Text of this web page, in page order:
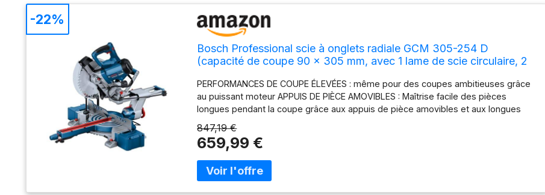
Bosch Professional scie à onglets radiale GCM 305-254 D
(capacité de coupe 90 x 305 mm, avec 1 lame de scie circulaire, 2
PERFORMANCES DE COUPE ÉLEVÉES : même pour des coupes ambitieuses grâce
au puissant moteur APPUIS DE PIÈCE AMOVIBLES : Maîtrise facile des pièces
longues pendant la coupe grâce aux appuis de pièce amovibles et aux longues
volant de blocage d’inclinaison ergonomique améliore le confort et la souplesse
d’utilisation lors de coupes exigeantes. SCIE LÉGÈRE ET COMPACTE : Avec
différentes possibilités pour un transport d’une seule main ou à deux mains Livré
avec : GCM 305-254 D, 1 lame de scie circulaire, 2 supports de pièce, sac à
poussière, serre-joint
847,19 €
659,99 €
-22%